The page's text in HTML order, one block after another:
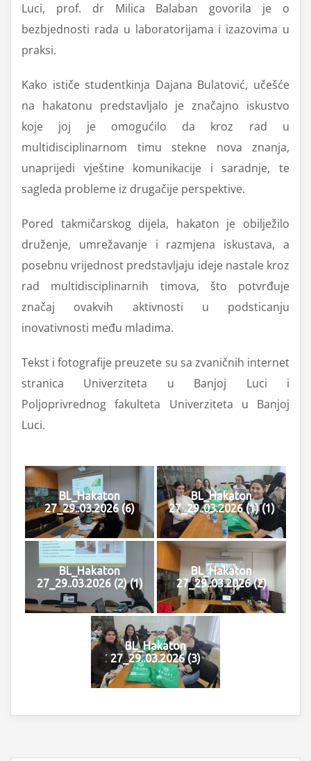
Luci, prof. dr Milica Balaban govorila je o
bezbjednosti rada u laboratorijama i izazovima u
praksi.
Kako ističe studentkinja Dajana Bulatović, učešće
na hakatonu predstavljalo je značajno iskustvo
koje joj je omogućilo da kroz rad u
multidisciplinarnom timu stekne nova znanja,
unaprijedi vještine komunikacije i saradnje, te
sagleda probleme iz drugačije perspektive.
Pored takmičarskog dijela, hakaton je obilježilo
druženje, umrežavanje i razmjena iskustava, a
posebnu vrijednost predstavljaju ideje nastale kroz
rad multidisciplinarnih timova, što potvrđuje
značaj ovakvih aktivnosti u podsticanju
inovativnosti među mladima.
Tekst i fotografije preuzete su sa zvaničnih internet
stranica Univerziteta u Banjoj Luci i
Poljoprivrednog fakulteta Univerziteta u Banjoj
Luci.
BL_Hakaton
27_29..03.2026 (6)
BL_Hakaton
27_29..03.2026 (1) (1)
BL_Hakaton
27_29..03.2026 (2) (1)
BL_Hakaton
27_29..03.2026 (2)
BL_Hakaton
27_29..03.2026 (3)